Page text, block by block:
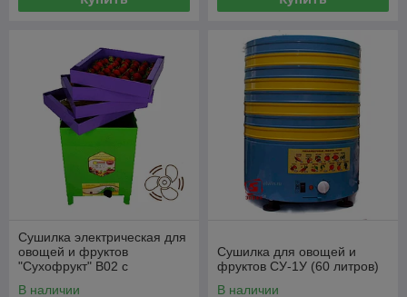
Сушилка электрическая для
овощей и фруктов
"Сухофрукт" В02 с
В наличии
Сушилка для овощей и
фруктов СУ-1У (60 литров)
В наличии